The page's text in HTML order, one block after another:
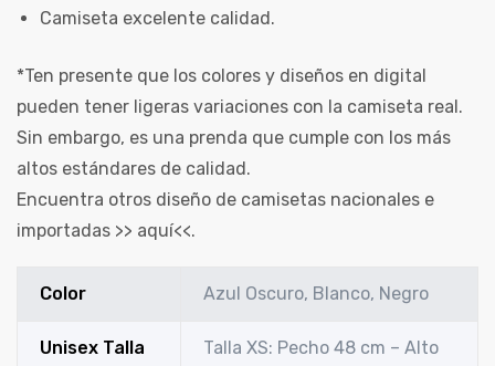
Camiseta excelente calidad.
*Ten presente que los colores y diseños en digital
pueden tener ligeras variaciones con la camiseta real.
Sin embargo, es una prenda que cumple con los más
altos estándares de calidad.
Encuentra otros diseño de camisetas nacionales e
importadas >> aquí<<.
Color Azul Oscuro, Blanco, Negro
Unisex Talla
Talla XS: Pecho 48 cm – Alto